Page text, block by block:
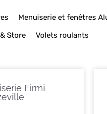
Menuiserie et fenêtres
Store Volets roulants
Firmi